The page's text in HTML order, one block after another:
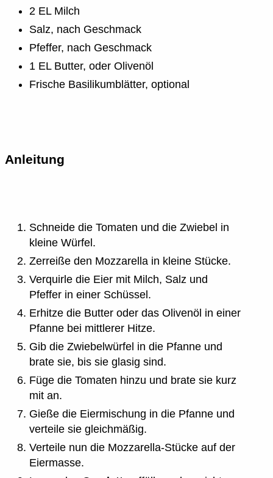
2 EL Milch
Salz, nach Geschmack
Pfeffer, nach Geschmack
1 EL Butter, oder Olivenöl
Frische Basilikumblätter, optional
Anleitung
Schneide die Tomaten und die Zwiebel in
kleine Würfel.
Zerreiße den Mozzarella in kleine Stücke.
Verquirle die Eier mit Milch, Salz und
Pfeffer in einer Schüssel.
Erhitze die Butter oder das Olivenöl in einer
Pfanne bei mittlerer Hitze.
Gib die Zwiebelwürfel in die Pfanne und
brate sie, bis sie glasig sind.
Füge die Tomaten hinzu und brate sie kurz
mit an.
Gieße die Eiermischung in die Pfanne und
verteile sie gleichmäßig.
Verteile nun die Mozzarella-Stücke auf der
Eiermasse.